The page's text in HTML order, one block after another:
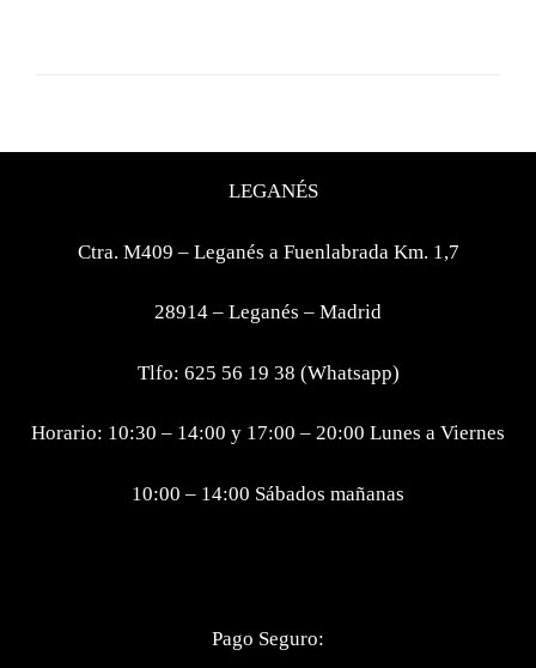
LEGANÉS
Ctra. M409 – Leganés a Fuenlabrada Km. 1,7
28914 – Leganés – Madrid
Tlfo: 625 56 19 38 (Whatsapp)
Horario: 10:30 – 14:00 y 17:00 – 20:00 Lunes a Viernes
10:00 – 14:00 Sábados mañanas
Pago Seguro: